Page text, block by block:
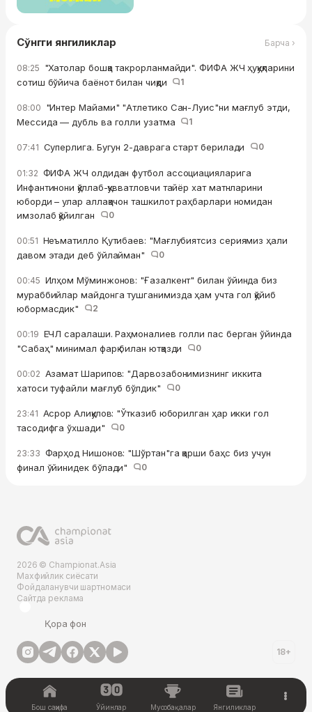
Сўнгги янгиликлар Барча ›
08:25 "Хатолар бошқа такрорланмайди". ФИФА ЖЧ ҳуқуқларини
сотиш бўйича баёнот билан чиқди
1
08:00 "Интер Майами" "Атлетико Сан-Луис"ни мағлуб этди,
Мессида — дубль ва голли узатма
1
07:41 Суперлига. Бугун 2-даврага старт берилади 0
01:32 ФИФА ЖЧ олдидан футбол ассоциацияларига
Инфантинони қўллаб-қувватловчи тайёр хат матнларини
юборди – улар аллақачон ташкилот раҳбарлари номидан
имзолаб қўйилган
0
00:51 Неъматилло Қутибаев: "Мағлубиятсиз сериямиз ҳали
давом этади деб ўйлайман"
0
00:45 Илҳом Мўминжонов: "Ғазалкент" билан ўйинда биз
мураббийлар майдонга тушганимизда ҳам учта гол қўйиб
юбормасдик"
2
00:19 ЕЧЛ саралаши. Раҳмоналиев голли пас берган ўйинда
"Сабаҳ" минимал фарқ билан ютқазди
0
00:02 Азамат Шарипов: "Дарвозабонимизнинг иккита
хатоси туфайли мағлуб бўлдик"
0
23:41 Асрор Алиқулов: "Ўтказиб юборилган ҳар икки гол
тасодифга ўхшади"
0
23:33 Фарҳод Нишонов: "Шўртан"га қарши баҳс биз учун
финал ўйинидек бўлади"
0
2026 © Championat.Asia
Махфийлик сиёсати
Фойдаланувчи шартномаси
Сайтда реклама
Қора фон
18+
Бош саҳифа Ўйинлар Мусобақалар Янгиликлар